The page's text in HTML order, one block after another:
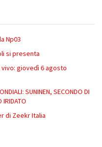
Np03
si presenta
vivo: giovedì 6 agosto
SUNINEN, SECONDO DI
IRIDATO
di Zeekr Italia